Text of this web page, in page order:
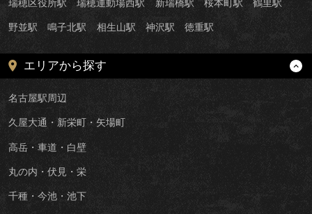
瑞穂区役所駅 瑞穂運動場西駅 新瑞橋駅 桜本町駅 鶴里駅
野並駅 鳴子北駅 相生山駅 神沢駅 徳重駅
エリアから探す
名古屋駅周辺
久屋大通・新栄町・矢場町
高岳・車道・白壁
丸の内・伏見・栄
千種・今池・池下